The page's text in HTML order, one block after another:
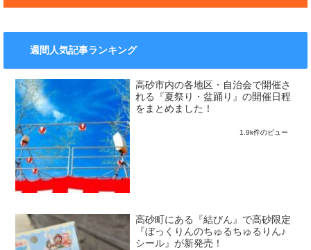
週間人気記事ランキング
高砂市内の各地区・自治会で開催さ
れる『夏祭り・盆踊り』の開催日程
をまとめました！
1.9k件のビュー
高砂町にある『結びん』で高砂限定
『ぼっくりんのちゅるちゅるりん♪
シール』が新発売！